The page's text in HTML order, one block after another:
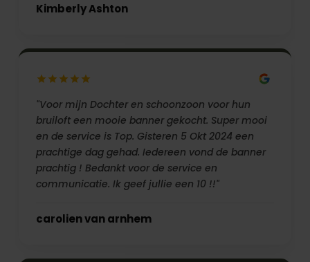
Kimberly Ashton
"Voor mijn Dochter en schoonzoon voor hun
bruiloft een mooie banner gekocht. Super mooi
en de service is Top. Gisteren 5 Okt 2024 een
prachtige dag gehad. Iedereen vond de banner
prachtig ! Bedankt voor de service en
communicatie. Ik geef jullie een 10 !!"
carolien van arnhem